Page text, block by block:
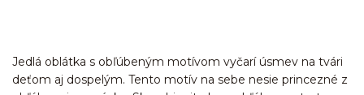
Jedlá oblátka s obľúbeným motívom vyčarí úsmev na tvári
deťom aj dospelým. Tento motív na sebe nesie princezné z